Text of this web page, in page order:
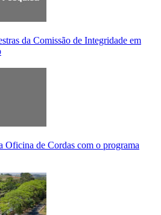
da Comissão de Integridade em
Oficina de Cordas com o programa